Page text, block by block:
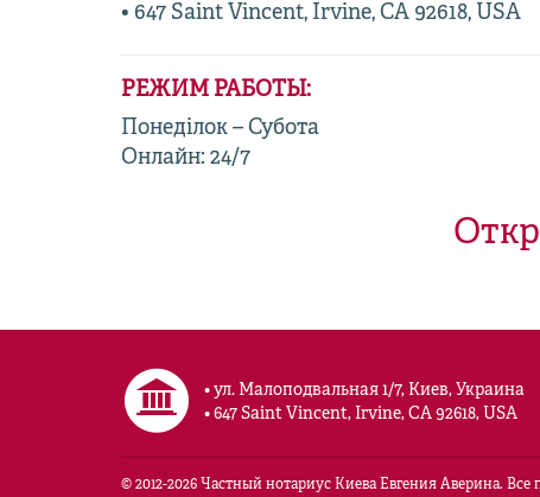
• 647 Saint Vincent, Irvine, CA 92618, USA
РЕЖИМ РАБОТЫ:
Понеділок – Субота
Онлайн: 24/7
• ул. Малоподвальная 1/7, Киев, Украина
• 647 Saint Vincent, Irvine, CA 92618, USA
© 2012-2026 Частный нотариус Киева Евгения Аверина. Все